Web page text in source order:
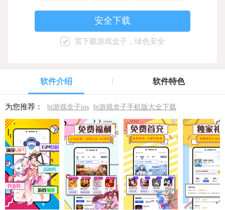
安全下载
需下载游戏盒子，绿色安全
软件介绍 软件特色
为您推荐： bt游戏盒子ios bt游戏盒子手机版大全下载